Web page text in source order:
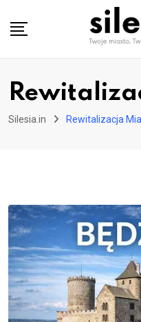
Silesia.in Rewitalizacja